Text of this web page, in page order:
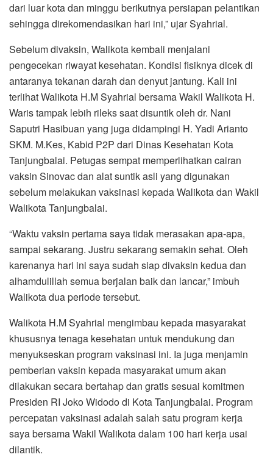
dari luar kota dan minggu berikutnya persiapan pelantikan
sehingga direkomendasikan hari ini,” ujar Syahrial.
Sebelum divaksin, Walikota kembali menjalani
pengecekan riwayat kesehatan. Kondisi fisiknya dicek di
antaranya tekanan darah dan denyut jantung. Kali ini
terlihat Walikota H.M Syahrial bersama Wakil Walikota H.
Waris tampak lebih rileks saat disuntik oleh dr. Nani
Saputri Hasibuan yang juga didampingi H. Yadi Arianto
SKM. M.Kes, Kabid P2P dari Dinas Kesehatan Kota
Tanjungbalai. Petugas sempat memperlihatkan cairan
vaksin Sinovac dan alat suntik asli yang digunakan
sebelum melakukan vaksinasi kepada Walikota dan Wakil
Walikota Tanjungbalai.
“Waktu vaksin pertama saya tidak merasakan apa-apa,
sampai sekarang. Justru sekarang semakin sehat. Oleh
karenanya hari ini saya sudah siap divaksin kedua dan
alhamdulillah semua berjalan baik dan lancar,” imbuh
Walikota dua periode tersebut.
Walikota H.M Syahrial mengimbau kepada masyarakat
khususnya tenaga kesehatan untuk mendukung dan
menyukseskan program vaksinasi ini. Ia juga menjamin
pemberian vaksin kepada masyarakat umum akan
dilakukan secara bertahap dan gratis sesuai komitmen
Presiden RI Joko Widodo di Kota Tanjungbalai. Program
percepatan vaksinasi adalah salah satu program kerja
saya bersama Wakil Walikota dalam 100 hari kerja usai
dilantik.